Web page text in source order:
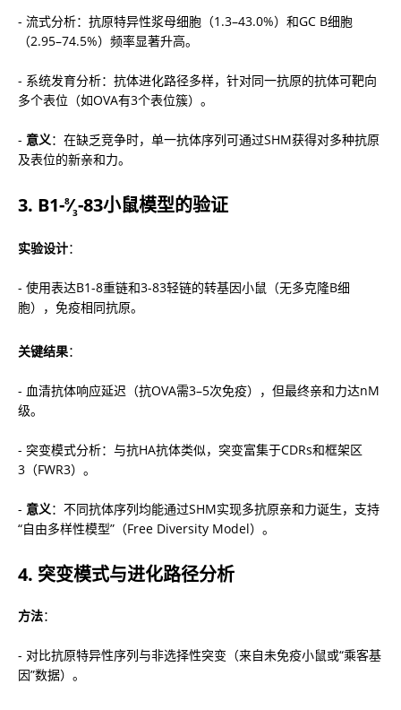
- 流式分析：抗原特异性浆母细胞（1.3–43.0%）和GC B细胞
（2.95–74.5%）频率显著升高。
- 系统发育分析：抗体进化路径多样，针对同一抗原的抗体可靶向
多个表位（如OVA有3个表位簇）。
- 意义：在缺乏竞争时，单一抗体序列可通过SHM获得对多种抗原
及表位的新亲和力。
3. B1-8⁄3-83小鼠模型的验证
实验设计：
- 使用表达B1-8重链和3-83轻链的转基因小鼠（无多克隆B细
胞），免疫相同抗原。
关键结果：
- 血清抗体响应延迟（抗OVA需3–5次免疫），但最终亲和力达nM
级。
- 突变模式分析：与抗HA抗体类似，突变富集于CDRs和框架区
3（FWR3）。
- 意义：不同抗体序列均能通过SHM实现多抗原亲和力诞生，支持
“自由多样性模型”（Free Diversity Model）。
4. 突变模式与进化路径分析
方法：
- 对比抗原特异性序列与非选择性突变（来自未免疫小鼠或“乘客基
因”数据）。